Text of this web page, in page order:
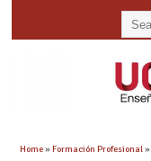
Home»Formación Profesional»